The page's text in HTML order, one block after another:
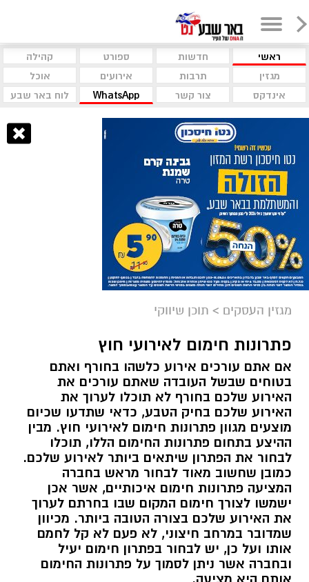
ראשי חדשות ספורט
קהילה
מגזין
תרבות אירועים
אוכל
אינדקס
צור קשר WhatsApp לוח באר שבע
מגזין העסקים > תוכן שיווקי
פתרונות חימום לאירועי חוץ
אם אתם עורכים אירוע כלשהו בחורף ואתם
בטוחים שבשל העובדה שאתם עורכים את
האירוע שלכם בחורף לא תוכלו לערוך את
האירוע שלכם בחיק הטבע, כדאי שתדעו שכיום
מוצעים מגוון פתרונות חימום לאירועי חוץ. מבין
ההיצע בתחום פתרונות החימום הללו, תוכלו
לבחור את הפתרון שיתאים ביותר לאירוע שלכם.
כמובן שחשוב מאוד לבחור מראש בחברה
המציעה פתרונות חימום איכותיים, אשר אכן
ישמשו לצורך חימום המקום שבו בחרתם לערוך
את האירוע שלכם בצורה הטובה ביותר. מכיוון
שמדובר במרחב חיצוני, לא פעם לא קל לחמם
אותו ועל כן, יש לבחור בפתרון חימום יעיל
ובחברה אשר ניתן לסמוך על פתרונות החימום